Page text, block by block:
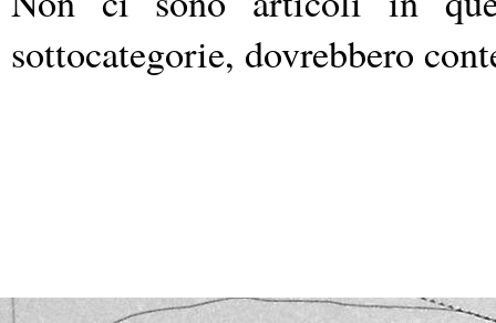
sottocategorie, dovrebbero